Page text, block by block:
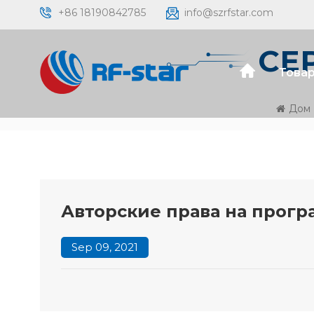
+86 18190842785 info@szrfstar.com
Дом
Авторские права на
Sep 09, 2021